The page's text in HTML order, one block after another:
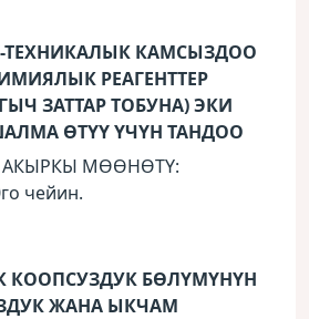
ТЕХНИКАЛЫК КАМСЫЗДОО
РЕАГЕНТТЕР
ЗАТТАР ТОБУНА) ЭКИ
ӨТҮҮ ҮЧҮН ТАНДОО
МӨӨНӨТҮ:
чейин.
БӨЛҮМҮНҮН
ЖАНА ЫКЧАМ